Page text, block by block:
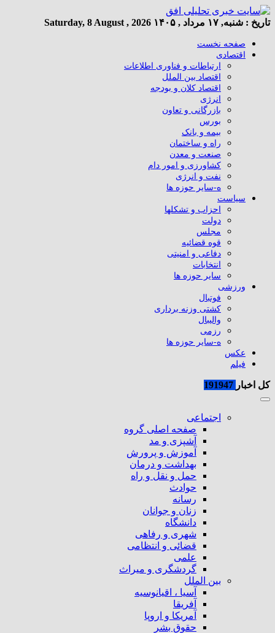
تاریخ : شنبه, ۱۷ مرداد , ۱۴۰۵ Saturday, 8 August , 2026
صفحه نخست
اقتصادی
ارتباطات و فناوری اطلاعات
اقتصاد بین الملل
اقتصاد کلان و بودجه
انرژی
بازرگانی و تعاون
بورس
بیمه و بانک
راه و ساختمان
صنعت و معدن
کشاورزی و امور دام
نفت و انرژی
ه-سایر حوزه ها
سیاست
احزاب و تشکلها
دولت
مجلس
قوه قضائیه
دفاعی و امنیتی
انتخابات
سایر حوزه ها
ورزشی
فوتبال
کشتی وزنه برداری
والیبال
رزمی
ه-سایر حوزه ها
عکس
فیلم
کل اخبار
اجتماعی
صفحه اصلی گروه
آشپزی و مد
آموزش و پرورش
بهداشت و درمان
حمل و نقل و راه
حوادث
رسانه
زنان و جوانان
دانشگاه
شهری و رفاهی
قضائی و انتظامی
علمی
گردشگری و میراث
بین الملل
آسیا ، اقیانوسیه
آفریقا
آمریکا و اروپا
حقوق بشر